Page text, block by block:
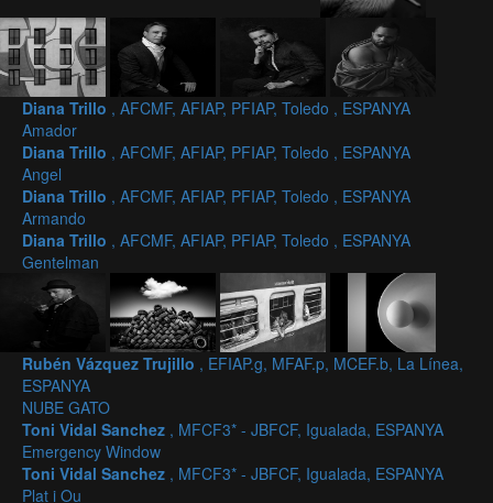
Diana Trillo , AFCMF, AFIAP, PFIAP, Toledo , ESPANYA
Amador
Diana Trillo , AFCMF, AFIAP, PFIAP, Toledo , ESPANYA
Angel
Diana Trillo , AFCMF, AFIAP, PFIAP, Toledo , ESPANYA
Armando
Diana Trillo , AFCMF, AFIAP, PFIAP, Toledo , ESPANYA
Gentelman
Rubén Vázquez Trujillo , EFIAP.g, MFAF.p, MCEF.b, La Línea,
ESPANYA
NUBE GATO
Toni Vidal Sanchez , MFCF3* - JBFCF, Igualada, ESPANYA
Emergency Window
Toni Vidal Sanchez , MFCF3* - JBFCF, Igualada, ESPANYA
Plat i Ou